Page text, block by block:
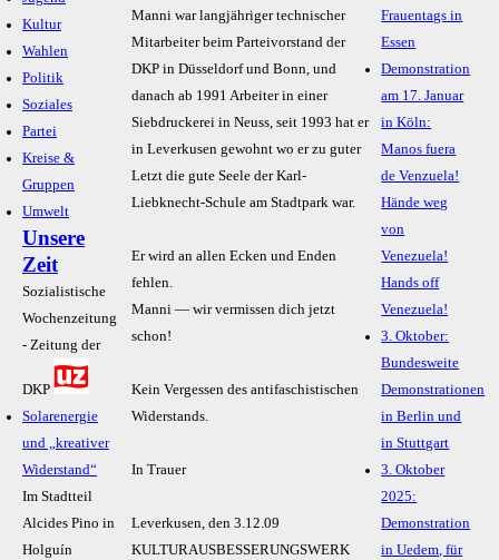
Kultur
Wahlen
Politik
Soziales
Partei
Kreise &
Gruppen
Umwelt
Unsere
Zeit
Sozialistische
Wochenzeitung
- Zeitung der
DKP
Solarenergie
und „kreativer
Widerstand“
Im Stadtteil
Alcides Pino in
Holguín
Manni war langjähriger technischer
Mitarbeiter beim Parteivorstand der
DKP in Düsseldorf und Bonn, und
danach ab 1991 Arbeiter in einer
Siebdruckerei in Neuss, seit 1993 hat er
in Leverkusen gewohnt wo er zu guter
Letzt die gute Seele der Karl-
Liebknecht-Schule am Stadtpark war.
Er wird an allen Ecken und Enden
fehlen.
Manni — wir vermissen dich jetzt
schon!
Kein Vergessen des antifaschistischen
Widerstands.
In Trauer
Leverkusen, den 3.12.09
KULTURAUSBESSERUNGSWERK
Frauentags in
Essen
Demonstration
am 17. Januar
in Köln:
Manos fuera
de Venzuela!
Hände weg
von
Venezuela!
Hands off
Venezuela!
3. Oktober:
Bundesweite
Demonstrationen
in Berlin und
in Stuttgart
3. Oktober
2025:
Demonstration
in Uedem, für